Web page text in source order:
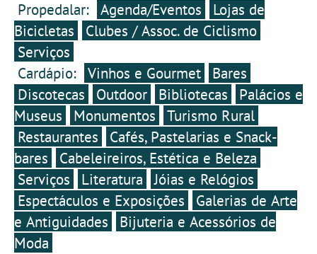
Propedalar: Agenda/Eventos
Lojas de
Bicicletas
Clubes / Assoc. de Ciclismo
Serviços
Cardápio: Vinhos e Gourmet
Bares
Discotecas
Outdoor Bibliotecas
Palácios e
Museus
Monumentos
Turismo Rural
Restaurantes
Cafés, Pastelarias e Snack-
bares
Cabeleireiros, Estética e Beleza
Serviços
Literatura
Jóias e Relógios
Espectáculos e Exposições
Galerias de Arte
e Antiguidades
Bijuteria e Acessórios de
Moda